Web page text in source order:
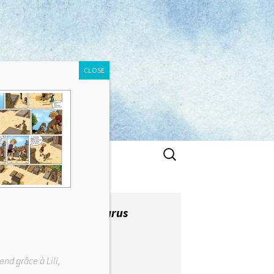
Rechercher :
Derniers albums parus
grâce à Lili,
CLOSE